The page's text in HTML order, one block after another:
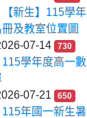
【新生】115學
及教室位置圖
07-14
730
115學年度高一
07-21
650
115年國一新生